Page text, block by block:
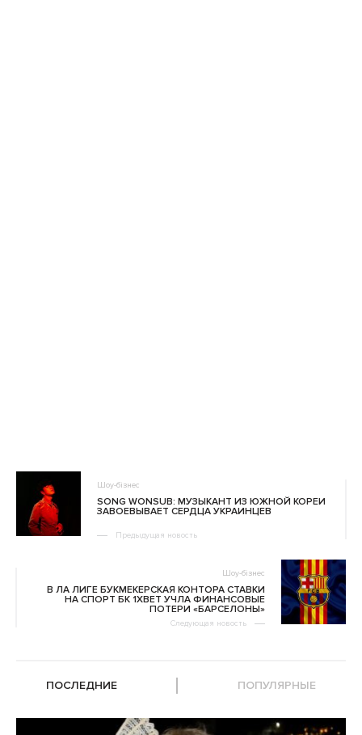
Шоу-бізнес
SONG WONSUB: МУЗЫКАНТ ИЗ ЮЖНОЙ КОРЕИ
ЗАВОЕВЫВАЕТ СЕРДЦА УКРАИНЦЕВ
Предыдущая новость
Шоу-бізнес
В ЛА ЛИГЕ БУКМЕКЕРСКАЯ КОНТОРА СТАВКИ
НА СПОРТ БК 1XBET УЧЛА ФИНАНСОВЫЕ
ПОТЕРИ «БАРСЕЛОНЫ»
Следующая новость
ПОСЛЕДНИЕ ПОПУЛЯРНЫЕ